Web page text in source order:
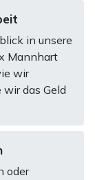
in unsere
Mannhart
wir
das Geld
oder